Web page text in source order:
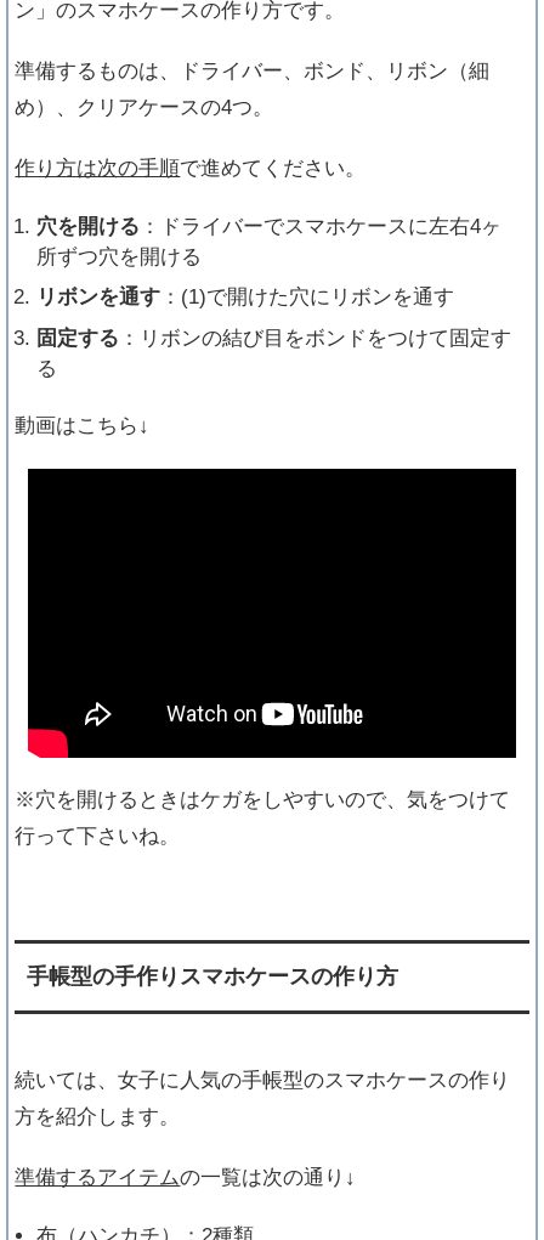
ン」のスマホケースの作り方です。
準備するものは、ドライバー、ボンド、リボン（細
め）、クリアケースの4つ。
作り方は次の手順で進めてください。
穴を開ける ：ドライバーでスマホケースに左右4ヶ
所ずつ穴を開ける
リボンを通す ：(1)で開けた穴にリボンを通す
固定する ：リボンの結び目をボンドをつけて固定す
る
動画はこちら↓
※穴を開けるときはケガをしやすいので、気をつけて
行って下さいね。
手帳型の手作りスマホケースの作り方
続いては、女子に人気の手帳型のスマホケースの作り
方を紹介します。
準備するアイテムの一覧は次の通り↓
布（ハンカチ）：2種類